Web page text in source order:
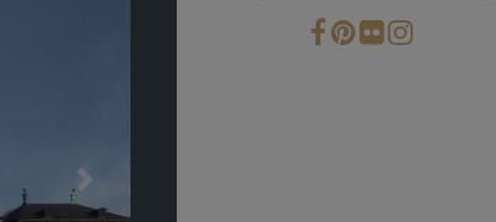
Next